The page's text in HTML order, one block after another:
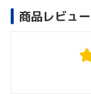
商品レビュー